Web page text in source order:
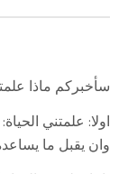
سأخبركم ماذا
اولا: علمتني
وان يقبل ما